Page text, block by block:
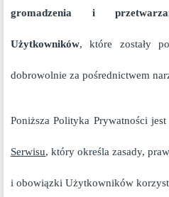
gromadzenia i
Użytkowników, które zostały
dobrowolnie za pośrednictwem
Poniższa Polityka Prywatności
Serwisu, który określa zasady,
i obowiązki Użytkowników